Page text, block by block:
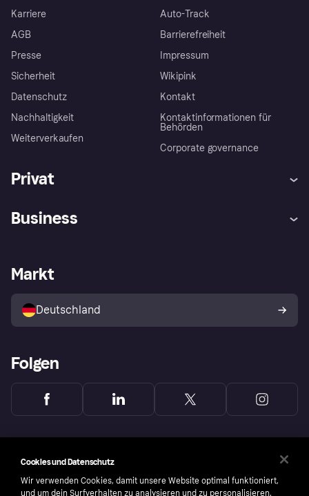
Karriere
AGB
Presse
Sicherheit
Datenschutz
Nachhaltigkeit
Weiterverkaufen
Auto-Track
Barrierefreiheit
Impressum
Wikipink
Kontakt
Kontaktinformationen für
Behörden
Corporate governance
Privat
Klarna App
Shops entdecken
Käuferschutzrichtlinie
Dein Widerrufsrecht
Business
Händlerportal
Markt
Deutschland
Folgen
Cookies und Datenschutz
Wir verwenden Cookies, damit unsere Website optimal funktioniert,
und um dein Surfverhalten zu analysieren und zu personalisieren.